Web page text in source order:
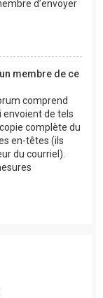
d’envoyer
membre de ce
comprend
envoient de tels
complète du
en-têtes (ils
du courriel).